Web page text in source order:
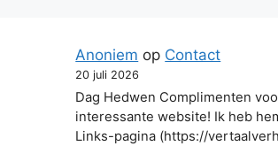
Anoniem op Contact
20 juli 2026
Dag Hedwen Complimenten
interessante website! Ik heb
Links-pagina (https://